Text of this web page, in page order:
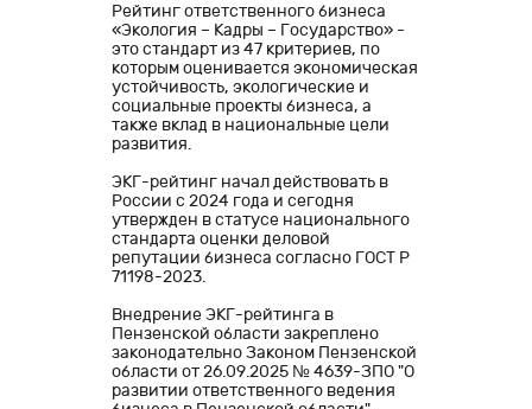
Рейтинг ответственного бизнеса
«Экология – Кадры – Государство» -
это стандарт из 47 критериев, по
которым оценивается экономическая
устойчивость, экологические и
социальные проекты бизнеса, а
также вклад в национальные цели
развития.
ЭКГ-рейтинг начал действовать в
России с 2024 года и сегодня
утвержден в статусе национального
стандарта оценки деловой
репутации бизнеса согласно ГОСТ Р
71198-2023.
Внедрение ЭКГ-рейтинга в
Пензенской области закреплено
законодательно Законом Пензенской
области от 26.09.2025 № 4639-ЗПО "О
развитии ответственного ведения